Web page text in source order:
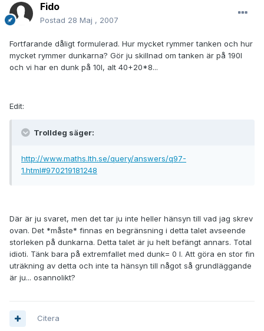
Fido
Postad 28 Maj , 2007
Fortfarande dåligt formulerad. Hur mycket rymmer tanken och hur
mycket rymmer dunkarna? Gör ju skillnad om tanken är på 190l
och vi har en dunk på 10l, alt 40+20*8...
Edit:
Trolldeg säger:
http://www.maths.lth.se/query/answers/q97-
1.html#970219181248
Där är ju svaret, men det tar ju inte heller hänsyn till vad jag skrev
ovan. Det *måste* finnas en begränsning i detta talet avseende
storleken på dunkarna. Detta talet är ju helt befängt annars. Total
idioti. Tänk bara på extremfallet med dunk= 0 l. Att göra en stor fin
uträkning av detta och inte ta hänsyn till något så grundläggande
är ju... osannolikt?
Citera